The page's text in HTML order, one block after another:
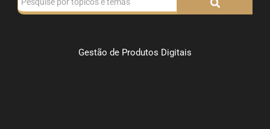
Gestão de Produtos Digitais